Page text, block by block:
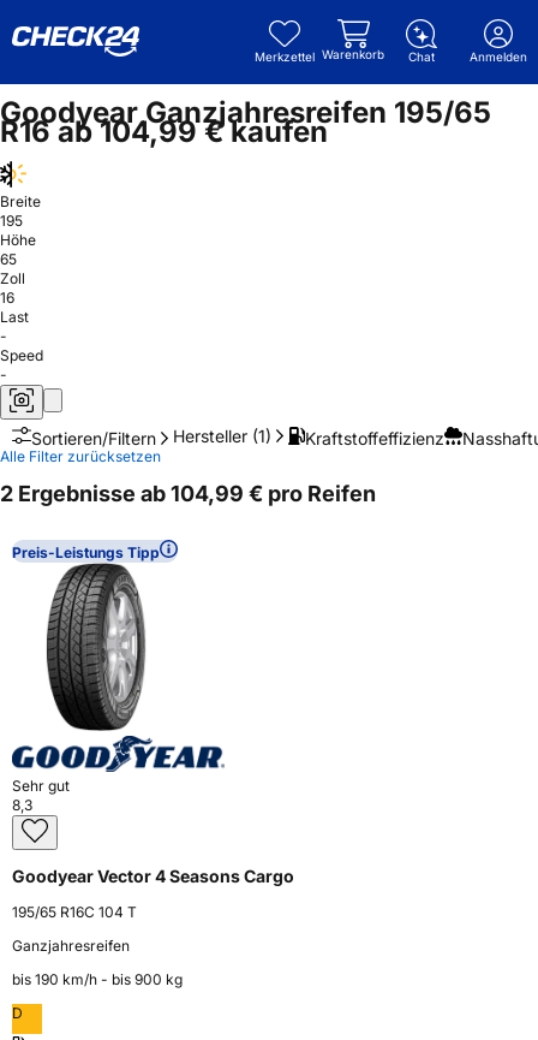
Merkzettel Warenkorb Chat Anmelden
Goodyear Ganzjahresreifen 195/65
R16 ab 104,99 € kaufen
Breite
195
Höhe
65
Zoll
16
Last
-
Speed
-
Sortieren/Filtern Hersteller (1) Kraftstoffeffizienz
Alle Filter zurücksetzen
2 Ergebnisse ab 104,99 € pro Reifen
Preis-Leistungs Tipp
Sehr gut
8,3
Goodyear Vector 4 Seasons Cargo
195/65 R16C 104 T
Ganzjahresreifen
bis 190 km⁠/⁠h - bis 900 kg
D